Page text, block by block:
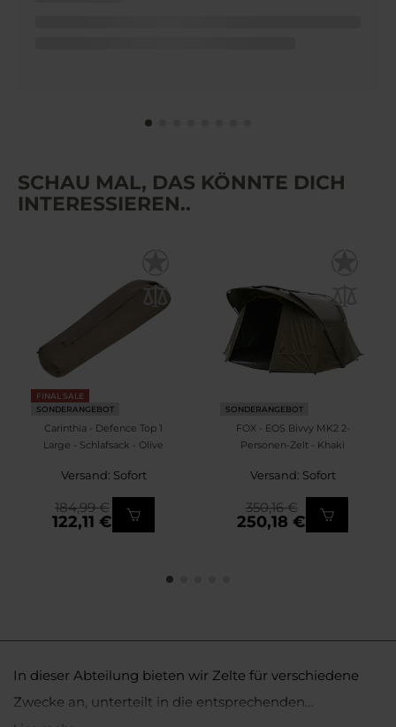
SCHAU MAL, DAS KÖNNTE DICH
INTERESSIEREN..
FINAL SALE
SONDERANGEBOT
Carinthia - Defence Top 1
Large - Schlafsack - Olive
Versand: Sofort
122,11 €
184,99 €
SONDERANGEBOT
FOX - EOS Bivvy MK2 2-
Personen-Zelt - Khaki
Versand: Sofort
250,18 €
350,16 €
In dieser Abteilung bieten wir Zelte für verschiedene
Zwecke an, unterteilt in die entsprechenden